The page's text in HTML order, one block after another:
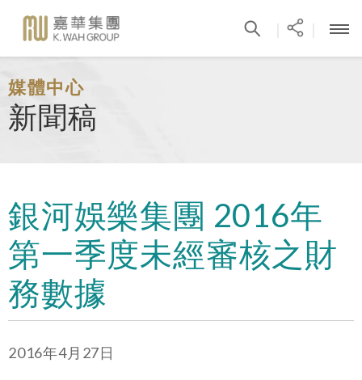
媒體中心
新聞稿
銀河娛樂集團 2016年
第一季度未經審核之財
務數據
2016年4月27日